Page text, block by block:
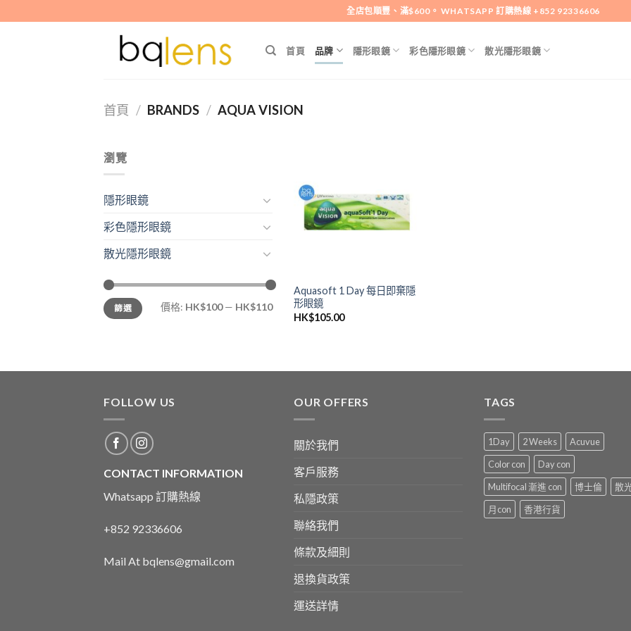
to
全店包順豐、滿$600。 WHATSAPP 訂購熱線 +852 92336606
首頁 品牌 隱形眼鏡 彩色隱形眼鏡 散光隱形眼鏡
首頁 / BRANDS / AQUA VISION
瀏覽
隱形眼鏡
彩色隱形眼鏡
散光隱形眼鏡
最
低
價
最
高
價
篩選 價格: HK$100— HK$110
到喜
愛清
單
Aquasoft 1 Day 每日即棄隱
形眼鏡
HK$105.00
FOLLOW US
CONTACT INFORMATION
Whatsapp 訂購熱線
+852 92336606
Mail At bqlens@gmail.com
OUR OFFERS
關於我們
客戶服務
私隱政策
聯絡我們
條款及細則
退換貨政策
運送詳情
TAGS
1Day 2 Weeks
Acuvue
Color con
Day con
Multifocal 漸進 con
博士倫
散
月con
香港行貨